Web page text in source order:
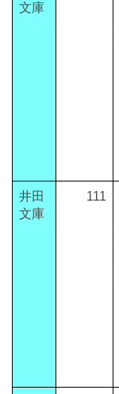
文庫
井田
文庫
111